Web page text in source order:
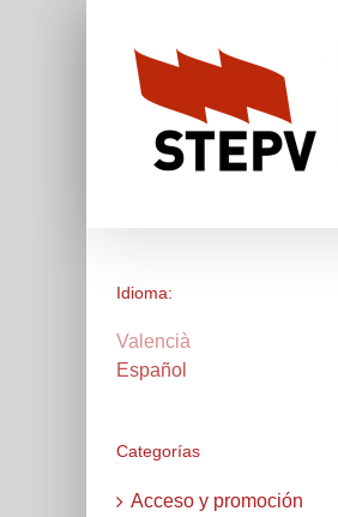
Idioma:
Valencià
Español
Categorías
Acceso y promoción